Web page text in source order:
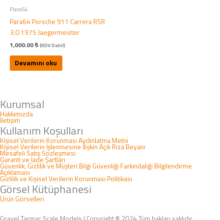
Para64
Para64 Porsche 911 Carrera RSR
3.0 1975 Jaegermeister
1,000.00₺ (KDV Dahil)
Devamını oku
Kurumsal
Hakkımızda
İletişim
Kullanım Koşulları
Kişisel Verilerin Korunması Aydınlatma Metni
Kişisel Verilerin İşlenmesine İlişkin Açık Rıza Beyanı
Mesafeli Satış Sözleşmesi
Garanti ve İade Şartları
Güvenlik, Gizlilik ve Müşteri Bilgi Güvenliği Farkındalığı Bilgilendirme
Açıklaması
Gizlilik ve Kişisel Verilerin Korunması Politikası
Görsel Kütüphanesi
Ürün Görselleri